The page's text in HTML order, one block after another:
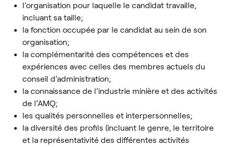
l’organisation pour laquelle le candidat travaille,
incluant sa taille;
la fonction occupée par le candidat au sein de son
organisation;
la complémentarité des compétences et des
expériences avec celles des membres actuels du
conseil d’administration;
la connaissance de l’industrie minière et des activités
de l’AMQ;
les qualités personnelles et interpersonnelles;
la diversité des profils (incluant le genre, le territoire
et la représentativité des différentes activités